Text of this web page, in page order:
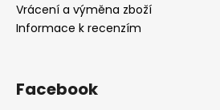
Vrácení a výměna zboží
Informace k recenzím
Facebook